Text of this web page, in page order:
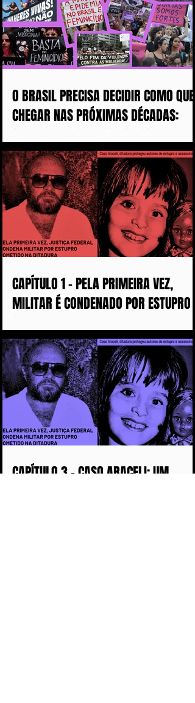
O BRASIL PRECISA DECIDIR COMO QUER
CHEGAR NAS PRÓXIMAS DÉCADAS:
MULHERES ASSASSINADAS
CAPÍTULO 1 - PELA PRIMEIRA VEZ,
MILITAR É CONDENADO POR ESTUPRO
CAPÍTULO 3 - CASO ARACELI: UM